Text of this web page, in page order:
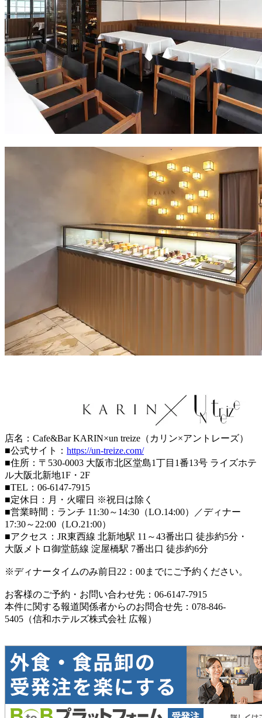
店名：Cafe&Bar KARIN×un treize（カリン×アントレーズ）
■公式サイト： https://un-treize.com/
■住所：〒530-0003 大阪市北区堂島1丁目1番13号 ライズホテ
ル大阪北新地1F・2F
■TEL：06-6147-7915
■定休日：月・火曜日 ※祝日は除く
■営業時間：ランチ 11:30～14:30（LO.14:00）／ディナー
17:30～22:00（LO.21:00）
■アクセス：JR東西線 北新地駅 11～43番出口 徒歩約5分・
大阪メトロ御堂筋線 淀屋橋駅 7番出口 徒歩約6分
※ディナータイムのみ前日22：00までにご予約ください。
お客様のご予約・お問い合わせ先：06-6147-7915
本件に関する報道関係者からのお問合せ先：078-846-
5405（信和ホテルズ株式会社 広報）